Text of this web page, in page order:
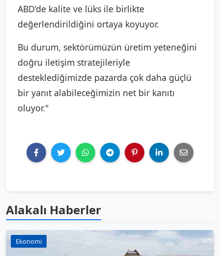
ABD’de kalite ve lüks ile birlikte
değerlendirildiğini ortaya koyuyor.
Bu durum, sektörümüzün üretim yeteneğini
doğru iletişim stratejileriyle
desteklediğimizde pazarda çok daha güçlü
bir yanıt alabileceğimizin net bir kanıtı
oluyor."
Alakalı Haberler
Ekonomi